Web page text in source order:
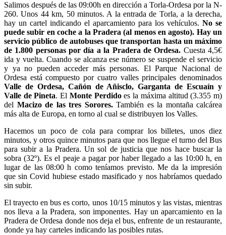
Salimos después de las 09:00h en dirección a Torla-Ordesa por la N-
260. Unos 44 km, 50 minutos. A la entrada de Torla, a la derecha,
hay un cartel indicando el aparcamiento para los vehículos. No se
puede subir en coche a la Pradera (al menos en agosto). Hay un
servicio público de autobuses que transportan hasta un máximo
de 1.800 personas por día a la Pradera de Ordesa. Cuesta 4,5€
ida y vuelta. Cuando se alcanza ese número se suspende el servicio
y ya no pueden acceder más personas. El Parque Nacional de
Ordesa está compuesto por cuatro valles principales denominados
Valle de Ordesa, Cañón de Añisclo, Garganta de Escuaín y
Valle de Pineta. El Monte Perdidoes la máxima altitud (3.355 m)
del Macizo de las tres Sorores. También es la montaña calcárea
más alta de Europa, en torno al cual se distribuyen los Valles.
Hacemos un poco de cola para comprar los billetes, unos diez
minutos, y otros quince minutos para que nos llegue el turno del Bus
para subir a la Pradera. Un sol de justicia que nos hace buscar la
sobra (32º). Es el peaje a pagar por haber llegado a las 10:00 h, en
lugar de las 08:00 h como teníamos previsto. Me da la impresión
que sin Covid hubiese estado masificado y nos habríamos quedado
sin subir.
El trayecto en bus es corto, unos 10/15 minutos y las vistas, mientras
nos lleva a la Pradera, son imponentes. Hay un aparcamiento en la
Pradera de Ordesa donde nos deja el bus, enfrente de un restaurante,
donde ya hay carteles indicando las posibles rutas.